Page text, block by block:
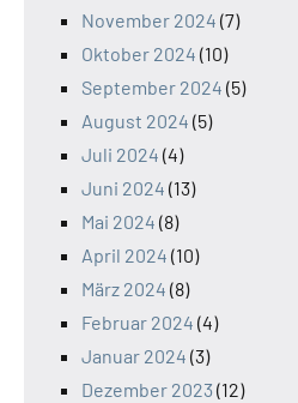
November 2024 (7)
Oktober 2024 (10)
September 2024 (5)
August 2024 (5)
Juli 2024 (4)
Juni 2024 (13)
Mai 2024 (8)
April 2024 (10)
März 2024 (8)
Februar 2024 (4)
Januar 2024 (3)
Dezember 2023(12)